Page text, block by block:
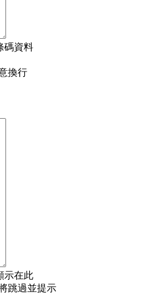
碼資料
換行
示在此
跳過並提示